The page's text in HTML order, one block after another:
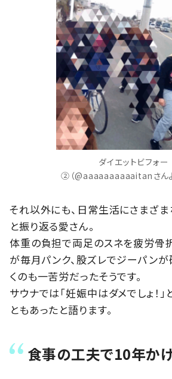
ダイエットビフォー
②（@aaaaaaaaaaitanさん
それ以外にも、日常生活にさまざ
と振り返る愛さん。
体重の負担で両足のスネを疲労骨
が毎月パンク、股ズレでジーパンが
くのも一苦労だったそうです。
サウナでは「妊娠中はダメでしょ！
ともあったと語ります。
食事の工夫で10年か